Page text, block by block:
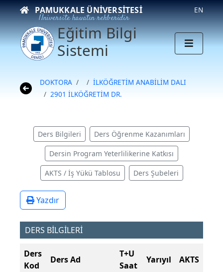
PAMUKKALE ÜNIVERSITESI
Üniversite hayatın rehberidir
EN
Eğitim Bilgi
Sistemi
DOKTORA
İLKÖĞRETİM ANABİLİM DALI
2901 İLKÖĞRETİM DR.
Ders Bilgileri Ders Öğrenme Kazanımları
Dersin Program Yeterlilikerine Katkısı
AKTS / İş Yükü Tablosu Ders Şubeleri
Yazdır
DERS BİLGİLERİ
Ders
Kod
Ders Ad
T+U
Saat
Yarıyıl AKTS